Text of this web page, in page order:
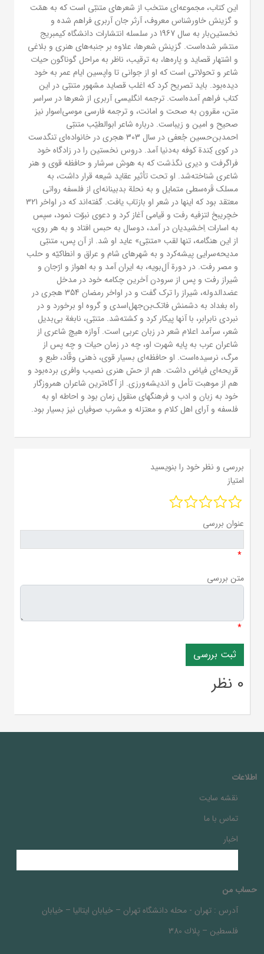
این کتاب، مجموعه‌ای منتخب از شعرهای متنبّی است که به همّت
و گزینش خاورشناس معروف، آرثر جان آربری فراهم شده و
نخستین‌بار به سال 1967 در سلسله انتشارات دانشگاه کیمبریج
منتشر شده‌است. گزینش شعرها، علاوه بر جنبه‌های هنری و بلاغی
و اشتهار قصاید و پاره‌ها، به ترقیب، ناظر به مراحل گوناگون حیات
شاعر و تحولاتی است که او از جوانی تا واپسین ایام عمر به خود
دیده‌بود. باید تصریح کرد که اغلب قصاید مشهور متنبّی در این
کتاب فراهم آمده‌است. ترجمه انگلیسی آربری از شعرها در سراسر
متن، مقرون به صحت و امانت، و ترجمه فارسی موسی‌اسوار نیز
صحیح و امین و زیباست. درباره شاعر ابوالطیّب متنبّی
احمدبن‌حسین جُعفی در سال 303 هجری در خانواده‌ای تنگدست
در کوی کِندة کوفه به‌دنیا آمد. دروس نخستین را در زادگاه خود
فراگرفت و دیری نگذشت که به هوش سرشار و حافظه قوی و هنر
شاعری شناخته‌شد. او تحت تأثیر عقاید شیعه قرار داشت، به
مسلک قَره‌سطی متمایل و به نحلة بدبینانه‌ای از فلسفه رواتی
معتقد بود که اینها در شعر او بازتاب یافت. گفته‌اند که در اواخر 321
خچریبخ لتزفیه رفت و قیامی آغاز کرد و دعوی نبوّت نمود، سپس
به اسارات اِخشیدیان در آمد، دوسال به حبس افتاد و به هر روی،
از این هنگامه، تنها لقب «متنبّی» عاید او شد. از آن پس، متنبّی
مدیحه‌سرایی پیشه‌کرد و به شهرهای شام و عراق و انطاکیّه و حلب
و مصر رفت. در دورة آل‌بویه، به ایران آمد و به اهواز و ارّجان و
شیراز رفت و پس از سرودن آخرین چکامه خود در مدخل
عضدالدوله، شیراز را ترک گفت و در اواخر رمضان 354 هجری در
راه بغداد به دشمنش فاتک‌بن‌جهل‌اسدی و گروه او برخورد و در
نبردی نابرابر، با آنها پیکار کرد و کشته‌شد. متنبّی، نابغة بی‌بدیل
شعر، سرآمد اعلام شعر در زبان عربی است. آوازه هیچ شاعری از
شاعران عرب به پایه شهرت او، چه در زمان حیات و چه پس از
مرگ، نرسیده‌است. او حافظه‌ای بسیار قوی، ذهنی وقّاد، طبع و
قریحه‌ای فیاض داشت. هم از حسّ هنری نصیب وافری برده‌بود و
هم از موهبت تأمل و اندیشه‌ورزی. از آگاه‌ترین شاعران همروزگار
خود به زبان و ادب و فرهنگهای منقول زمان بود و احاطه او به
فلسفه و آرای اهل کلام و معتزله و مشرب صوفیان نیز بسیار بود.
بررسی و نظر خود را بنویسید
امتیاز
عنوان بررسی
*
متن بررسی
*
0 نظر
اطلاعات
نقشه سایت
تماس با ما
اخبار
حساب من
آدرس : تهران - محله دانشگاه تهران – خيابان ايتاليا – خيابان
فلسطين – پلاك 380